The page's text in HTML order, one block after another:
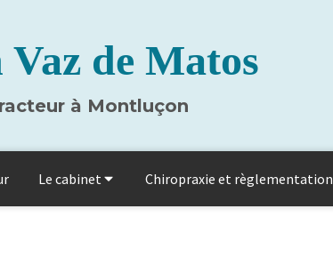
de Matos
à Montluçon
Le cabinet Chiropraxie et règlementation